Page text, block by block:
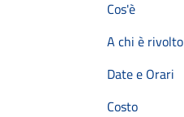
Cos'è
A chi è rivolto
Date e Orari
Costo